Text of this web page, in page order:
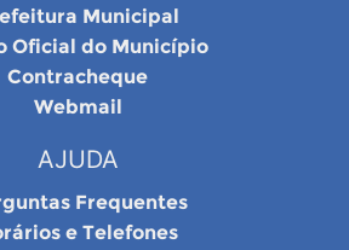
Municipal
Oficial do Município
Contracheque
Webmail
AJUDA
Frequentes
e Telefones